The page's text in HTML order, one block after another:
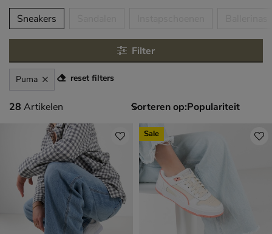
over
Sneakers
Filter
Puma reset filters
28 artikelen
28 Artikelen Sorteren op:
Sale